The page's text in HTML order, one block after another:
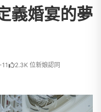
義婚宴的夢
2.3K 位新娘認同